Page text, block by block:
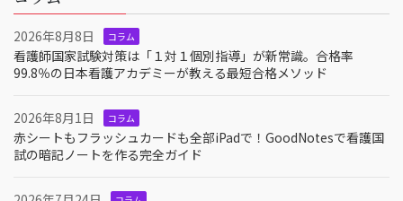
2026年8月8日 コラム
看護師国家試験対策は「１対１個別指導」が新常識。合格率
99.8％の日本看護アカデミーが教える最短合格メソッド
2026年8月1日 コラム
赤シートもフラッシュカードも全部iPadで！GoodNotesで看護国
試の暗記ノートを作る完全ガイド